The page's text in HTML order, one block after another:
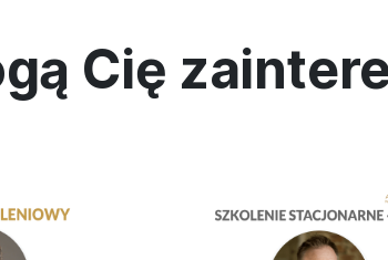
Cię